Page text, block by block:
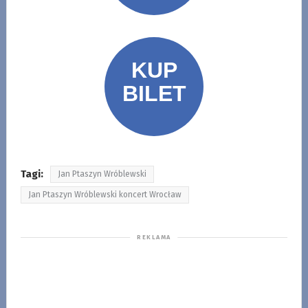
Tagi: Jan Ptaszyn Wróblewski
Jan Ptaszyn Wróblewski koncert Wrocław